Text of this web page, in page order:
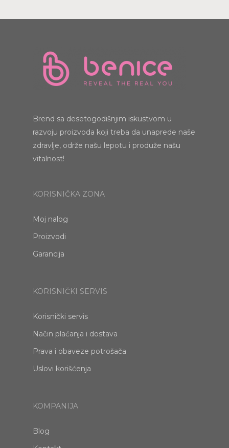
Brend sa desetogodišnjim iskustvom u
razvoju proizvoda koji treba da unaprede naše
zdravlje, održe našu lepotu i produže našu
vitalnost!
KORISNIČKA ZONA
Moj nalog
Proizvodi
Garancija
KORISNIČKI SERVIS
Korisnički servis
Način plaćanja i dostava
Prava i obaveze potrošača
Uslovi korišćenja
KOMPANIJA
Blog